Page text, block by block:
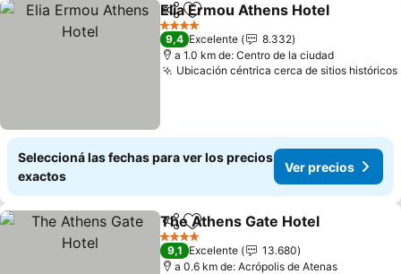
CompartirAñadir a favoritos
Elia Ermou Athens Hotel
4 Estrellas
9,4 Excelente
8.332
a 1.0 km de: Centro de la ciudad
Ubicación céntrica cerca de sitios históricos
Seleccioná las fechas para ver los precios
exactos
Ver precios
Compartir
Añadir a favoritos
The Athens Gate Hotel
4 Estrellas
9,1 Excelente
13.680
a 0.6 km de: Acrópolis de Atenas